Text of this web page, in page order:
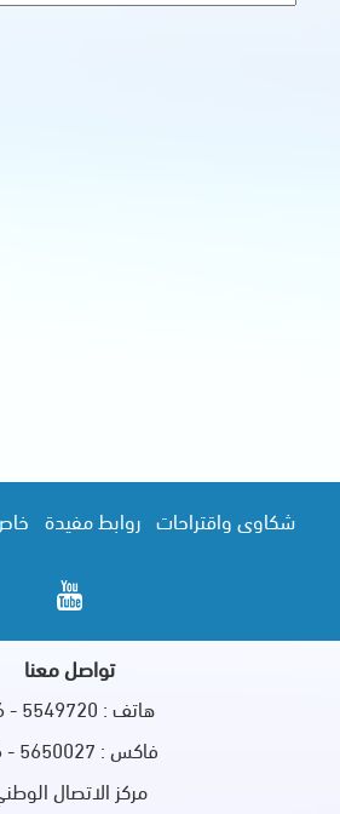
شكاوى واقتراحات روابط مفيدة
تواصل معنا
هاتف : 5549720 - 06
فاكس : 5650027 - 06
مركز الاتصال